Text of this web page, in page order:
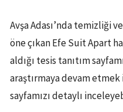
Avşa Adası’nda temizliği
öne çıkan Efe Suit Apart
aldığı tesis tanıtım
araştırmaya devam etmek
sayfamızı detaylı